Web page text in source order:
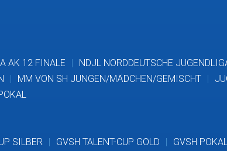
AK 12 FINALE
NDJL NORDDEUTSCHE
MM VON SH JUNGEN/MÄDCHEN/GEMISCHT
SILBER GVSH TALENT-CUP GOLD GVSH